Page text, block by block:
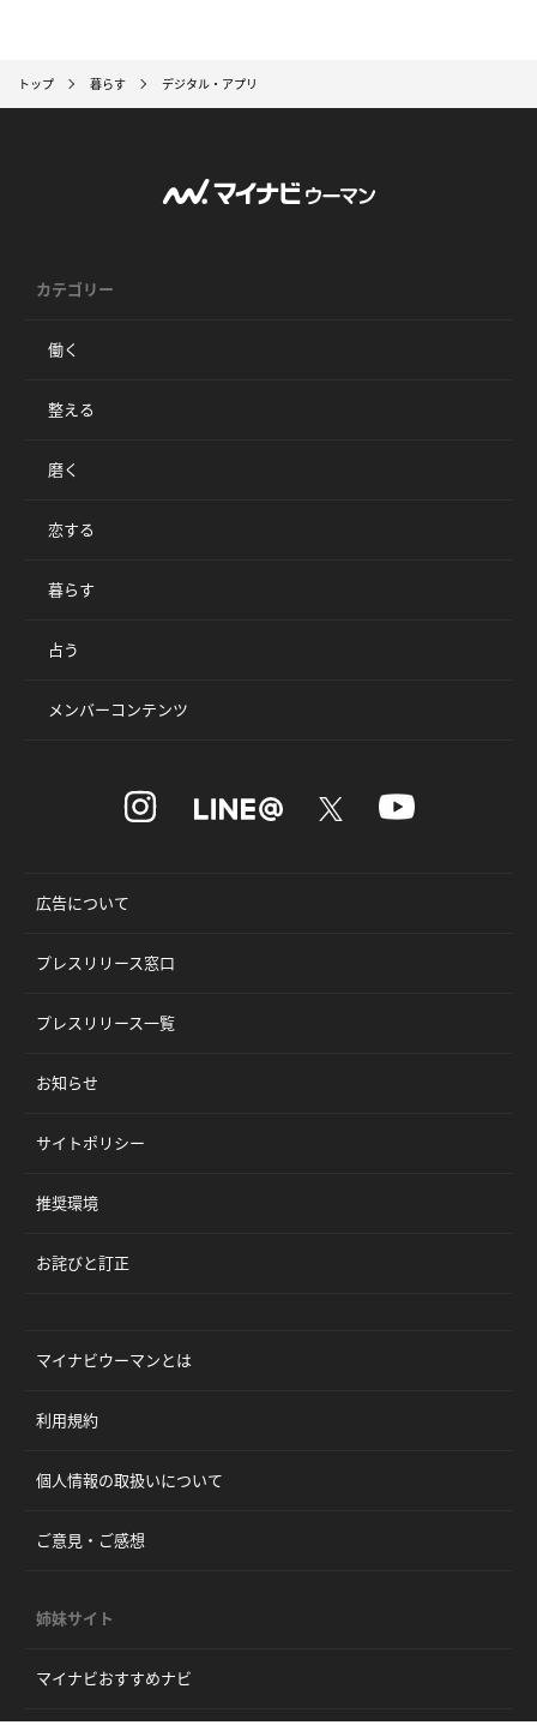
トップ 暮らす デジタル・アプリ
カテゴリー
働く
整える
磨く
恋する
暮らす
占う
メンバーコンテンツ
広告について
プレスリリース窓口
プレスリリース一覧
お知らせ
サイトポリシー
推奨環境
お詫びと訂正
マイナビウーマンとは
利用規約
個人情報の取扱いについて
ご意見・ご感想
姉妹サイト
マイナビおすすめナビ